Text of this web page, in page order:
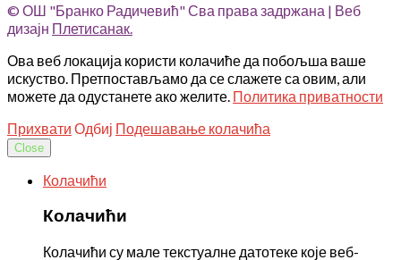
© ОШ "Бранко Радичевић" Сва права задржана | Веб
дизајн Плетисанак.
Ова веб локација користи колачиће да побољша ваше
искуство. Претпостављамо да се слажете са овим, али
можете да одустанете ако желите. Политика приватности
Прихвати Одбиј Подешавање колачића
Close
Колачићи
Колачићи
Колачићи су мале текстуалне датотеке које веб-